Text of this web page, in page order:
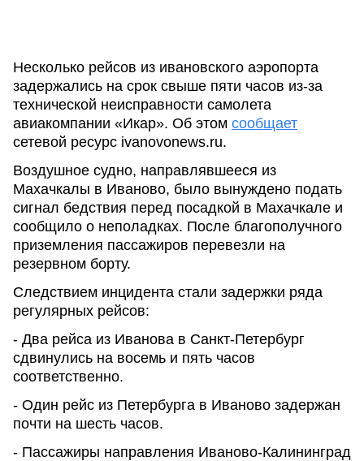
Несколько рейсов из ивановского аэропорта
задержались на срок свыше пяти часов из-за
технической неисправности самолета
авиакомпании «Икар». Об этом сообщает
сетевой ресурс ivanovonews.ru.
Воздушное судно, направлявшееся из
Махачкалы в Иваново, было вынуждено подать
сигнал бедствия перед посадкой в Махачкале и
сообщило о неполадках. После благополучного
приземления пассажиров перевезли на
резервном борту.
Следствием инцидента стали задержки ряда
регулярных рейсов:
- Два рейса из Иванова в Санкт-Петербург
сдвинулись на восемь и пять часов
соответственно.
- Один рейс из Петербурга в Иваново задержан
почти на шесть часов.
- Пассажиры направления Иваново-Калининград